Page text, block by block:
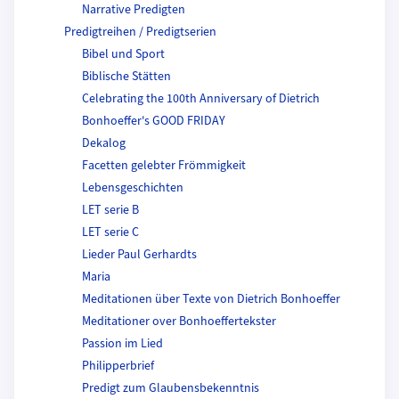
Narrative Predigten
Predigtreihen / Predigtserien
Bibel und Sport
Biblische Stätten
Celebrating the 100th Anniversary of Dietrich
Bonhoeffer's GOOD FRIDAY
Dekalog
Facetten gelebter Frömmigkeit
Lebensgeschichten
LET serie B
LET serie C
Lieder Paul Gerhardts
Maria
Meditationen über Texte von Dietrich Bonhoeffer
Meditationer over Bonhoeffertekster
Passion im Lied
Philipperbrief
Predigt zum Glaubensbekenntnis